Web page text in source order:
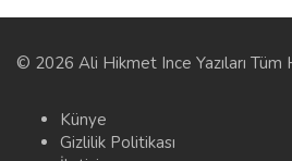
© 2026 Ali Hikmet Ince Yazıları Tüm
Künye
Gizlilik Politikası